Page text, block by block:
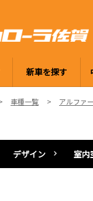
新車を探す
車種一覧 アルファ
デザイン 室内